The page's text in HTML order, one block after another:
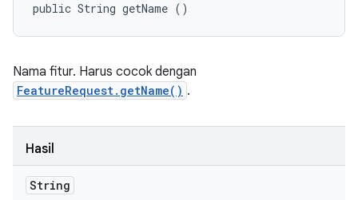
public String getName ()
Nama fitur. Harus cocok dengan
FeatureRequest.getName() .
Hasil
String